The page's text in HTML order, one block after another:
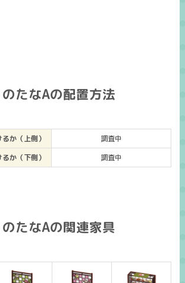
たなAの配置方法
か（上側）
調査中
か（下側）
調査中
たなAの関連家具